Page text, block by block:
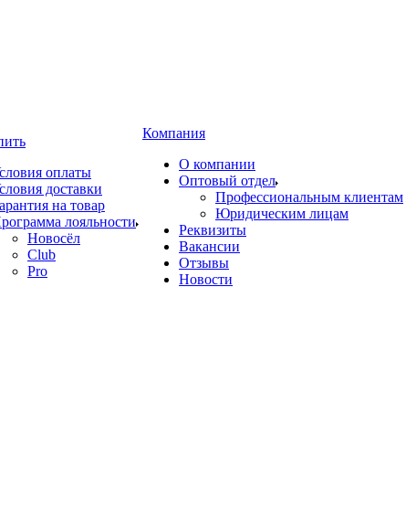
оплаты
доставки
на товар
лояльности
Новосёл
Club
Pro
Компания
О компании
Оптовый отдел
Профессиональным клиентам
Юридическим лицам
Реквизиты
Вакансии
Отзывы
Новости